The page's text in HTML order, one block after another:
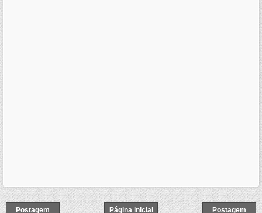
Postagem
Postagem
Página inicial